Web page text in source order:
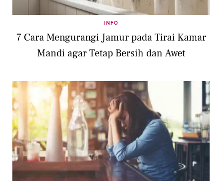
INFO
7 Cara Mengurangi Jamur pada Tirai Kamar
Mandi agar Tetap Bersih dan Awet